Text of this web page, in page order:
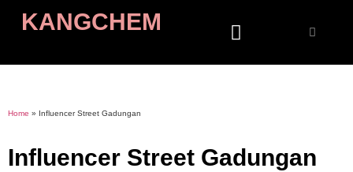
KANGCHEM
Home » Influencer Street Gadungan
Influencer Street Gadungan